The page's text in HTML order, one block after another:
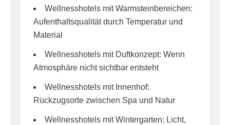
Wellnesshotels mit Warmsteinbereichen:
Aufenthaltsqualität durch Temperatur und
Material
Wellnesshotels mit Duftkonzept: Wenn
Atmosphäre nicht sichtbar entsteht
Wellnesshotels mit Innenhof:
Rückzugsorte zwischen Spa und Natur
Wellnesshotels mit Wintergarten: Licht,